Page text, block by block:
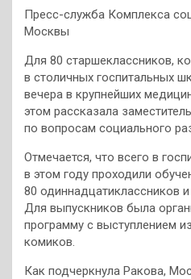
Пресс-служба Комплекса
Москвы
Для 80 старшеклассников,
в столичных госпитальных
вечера в крупнейших
этом рассказала
по вопросам социального
Отмечается, что всего в
в этом году проходили
80 одиннадцатиклассников
Для выпускников была
программу с выступлением
комиков.
Как подчеркнула Ракова,